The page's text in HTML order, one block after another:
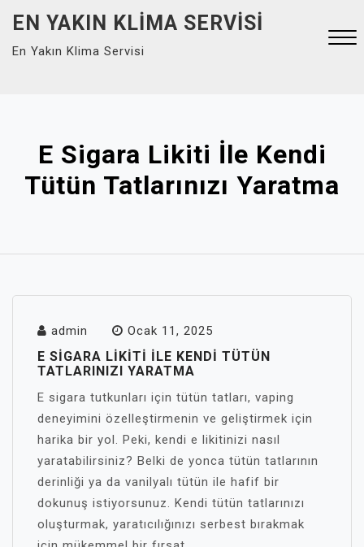
content
EN YAKIN KLIMA SERVISI
En Yakın Klima Servisi
E Sigara Likiti İle Kendi
Tütün Tatlarınızı Yaratma
admin Ocak 11, 2025
E SIGARA LIKITI İLE KENDI TÜTÜN
TATLARINIZI YARATMA
E sigara tutkunları için tütün tatları, vaping
deneyimini özelleştirmenin ve geliştirmek için
harika bir yol. Peki, kendi e likitinizi nasıl
yaratabilirsiniz? Belki de yonca tütün tatlarının
derinliği ya da vanilyalı tütün ile hafif bir
dokunuş istiyorsunuz. Kendi tütün tatlarınızı
oluşturmak, yaratıcılığınızı serbest bırakmak